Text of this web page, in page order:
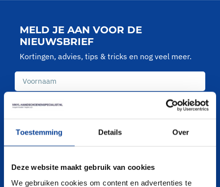
Toestemming Details Over
Deze website maakt gebruik van cookies
We gebruiken cookies om content en advertenties te
MELD JE AAN VOOR DE
NIEUWSBRIEF
Kortingen, advies, tips & tricks en nog veel meer.